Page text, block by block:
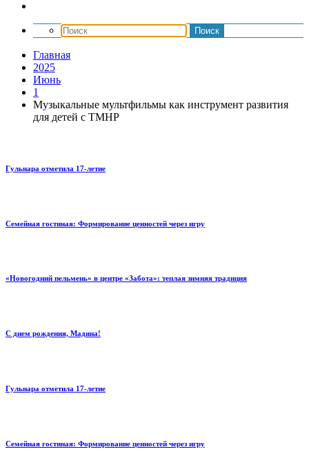
Главная
2025
Июнь
1
Музыкальные мультфильмы как инструмент развития
для детей с ТМНР
Гульнара отметила 17‑летие
Семейная гостиная: Формирование ценностей через игру
«Новогодний пельмень» в центре «Забота»: теплая зимняя традиция
С днем рождения, Мадина!
Гульнара отметила 17‑летие
Семейная гостиная: Формирование ценностей через игру